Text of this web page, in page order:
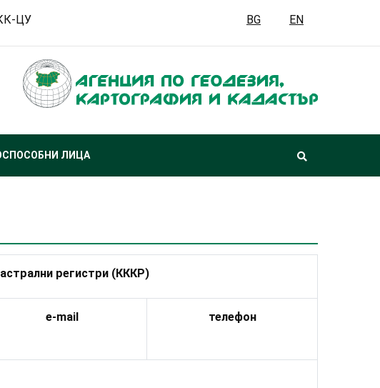
ЦУ BG EN
ЛИЦА
регистри (КККР)
e-mail телефон